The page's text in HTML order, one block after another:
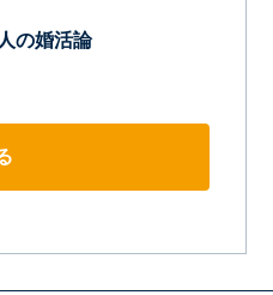
の婚活論